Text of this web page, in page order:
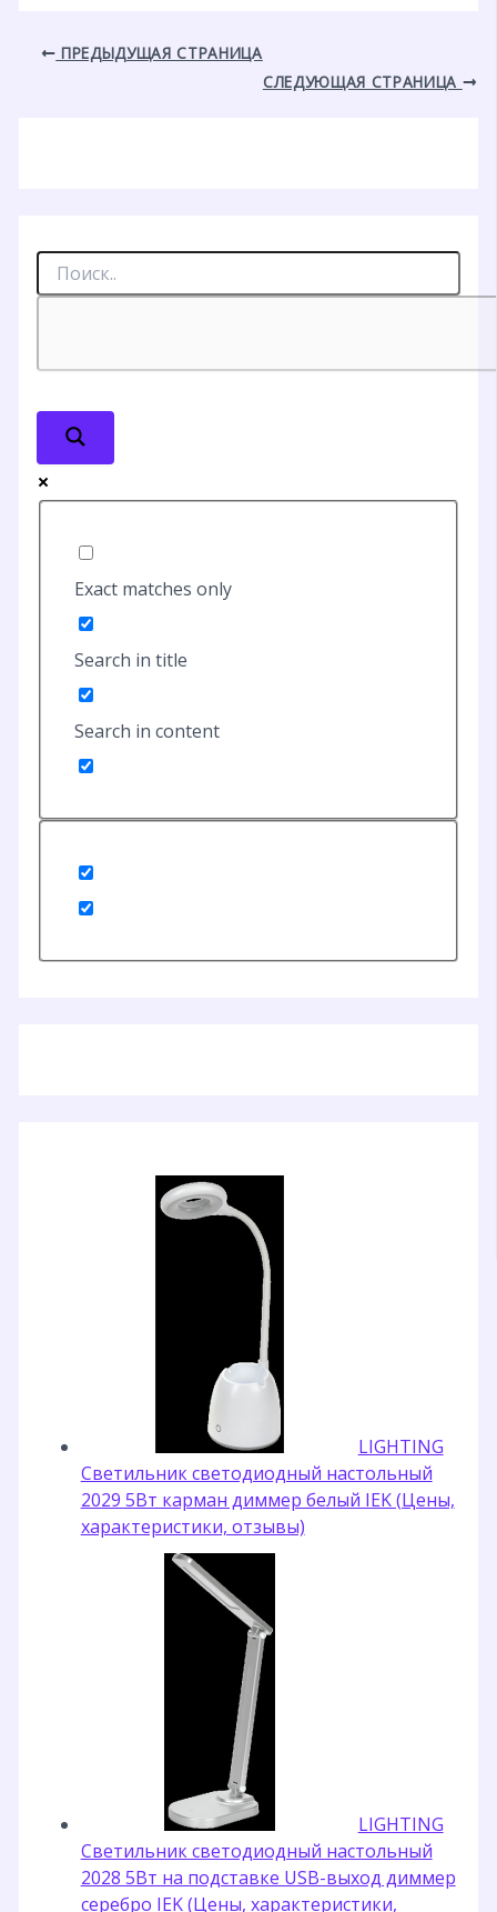
ПРЕДЫДУЩАЯ СТРАНИЦА
СЛЕДУЮЩАЯ СТРАНИЦА
Exact matches only
Search in title
Search in content
LIGHTING
Светильник светодиодный настольный
2029 5Вт карман диммер белый IEK (Цены,
характеристики, отзывы)
LIGHTING
Светильник светодиодный настольный
2028 5Вт на подставке USB-выход диммер
серебро IEK (Цены, характеристики,